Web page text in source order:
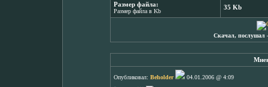
Размер файла:
Размер файла в Kb
35 Kb
Скачал, послушал
Опубликовал: Beholder
04.01.2006 @ 4:09